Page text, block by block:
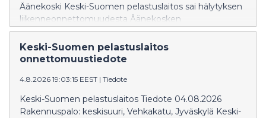
Äänekoski Keski-Suomen pelastuslaitos sai hälytyksen
liikenneonnettomuudesta Äänekosken
Rannankyläntielle 20 yli yhden iltapäivällä.
Täysperävaunuyhdistelmä oli ajamassa pohjoiseen päin
Jyväskyläntietä, kun yhdistelmä suistui tieltä päätyen
onnettomuudessa ja Rannankyläntie on toistaiseksi
suljettu liikenteeltä. Onnettomuudessa ei aiheutunut
henkilövahinkoja.
Keski-Suomen pelastuslaitos
onnettomuustiedote
4.8.2026 19:03:15 EEST | Tiedote
Keski-Suomen pelastuslaitos Tiedote 04.08.2026
Rakennuspalo: keskisuuri, Vehkakatu, Jyväskylä Keski-